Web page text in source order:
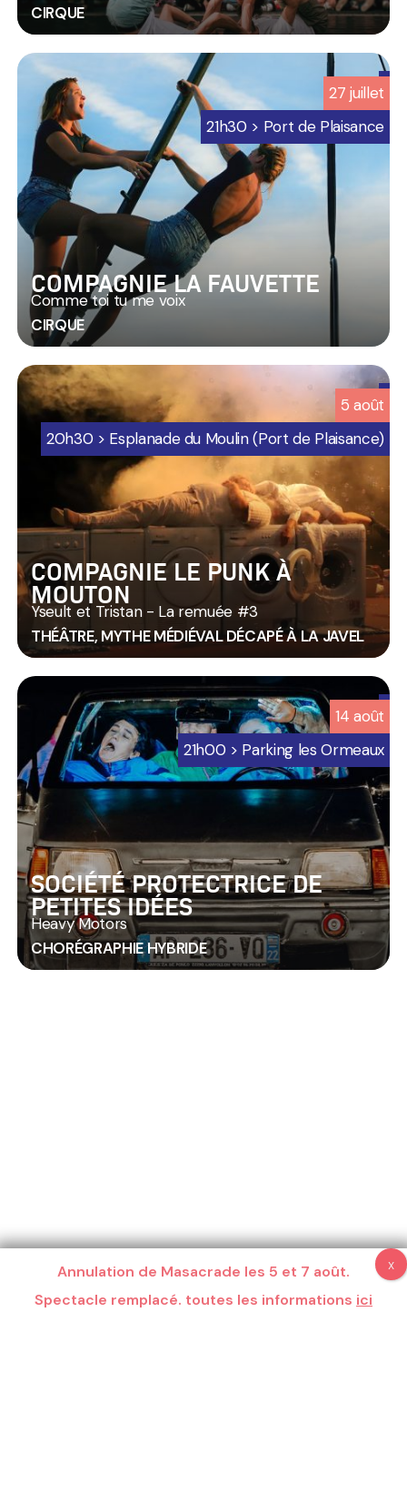
CIRQUE
27 juillet
21h30 > Port de Plaisance
6
Programmation
Jard
sur
mer
COMPAGNIE LA FAUVETTE
Comme toi tu me voix
CIRQUE
5 août
20h30 > Esplanade du Moulin (Port de Plaisance)
6
-
Programmation
Jard
COMPAGNIE LE PUNK À
MOUTON
Yseult et Tristan - La remuée #3
THÉÂTRE, MYTHE MÉDIÉVAL DÉCAPÉ À LA JAVEL
14 août
21h00 > Parking les Ormeaux
6
Programmation
Jard
sur
mer
SOCIÉTÉ PROTECTRICE DE
PETITES IDÉES
Heavy Motors
CHORÉGRAPHIE HYBRIDE
Annulation de Masacrade les 5 et 7 août.
Spectacle remplacé. toutes les informations ici